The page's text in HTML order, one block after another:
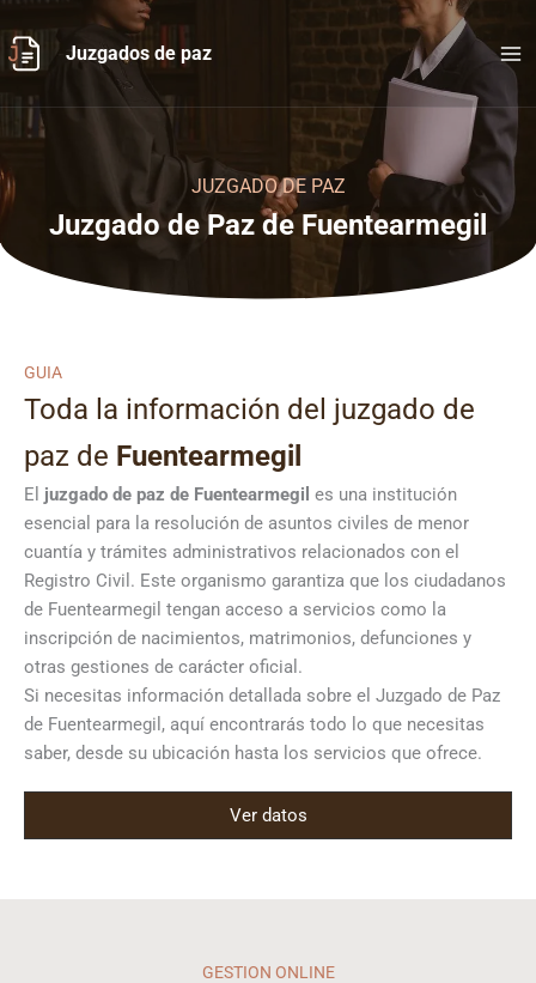
al
contenido
Juzgados de paz
JUZGADO DE PAZ
Juzgado de Paz de Fuentearmegil
GUIA
Toda la información del juzgado de
paz de Fuentearmegil
El juzgado de paz de Fuentearmegil es una institución
esencial para la resolución de asuntos civiles de menor
cuantía y trámites administrativos relacionados con el
Registro Civil. Este organismo garantiza que los ciudadanos
de Fuentearmegil tengan acceso a servicios como la
inscripción de nacimientos, matrimonios, defunciones y
otras gestiones de carácter oficial.
Si necesitas información detallada sobre el Juzgado de Paz
de Fuentearmegil, aquí encontrarás todo lo que necesitas
saber, desde su ubicación hasta los servicios que ofrece.
Ver datos
GESTION ONLINE